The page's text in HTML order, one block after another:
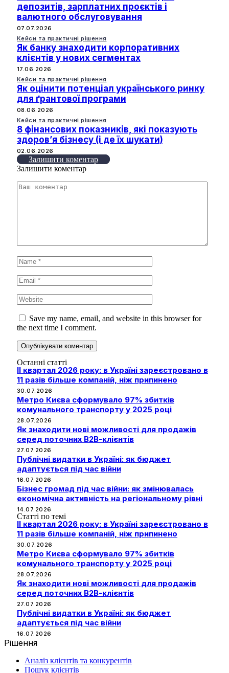
депозитів, зарплатних проєктів і
валютного обслуговування
07.07.2026
Кейси та практичні рішення
Як банку знаходити корпоративних
клієнтів у нових сегментах
17.06.2026
Кейси та практичні рішення
Як оцінити потенціал українського ринку
для ґрантової програми
08.06.2026
Кейси та практичні рішення
8 фінансових показників, які показують
здоров’я бізнесу (і де їх шукати)
02.06.2026
Залишити коментар
Залишити коментар
Save my name, email, and website in this browser for
the next time I comment.
Останні статті
II квартал 2026 року: в Україні зареєстровано в
11 разів більше компаній, ніж припинено
30.07.2026
Метро Києва сформувало 97% збитків
комунального транспорту у 2025 році
28.07.2026
Як знаходити нові можливості для продажів
серед поточних B2B-клієнтів
27.07.2026
Публічні видатки в Україні: як бюджет
адаптується під час війни
16.07.2026
Бізнес громад під час війни: як змінювалась
економічна активність на регіональному рівні
14.07.2026
Статті по темі
II квартал 2026 року: в Україні зареєстровано в
11 разів більше компаній, ніж припинено
30.07.2026
Метро Києва сформувало 97% збитків
комунального транспорту у 2025 році
28.07.2026
Як знаходити нові можливості для продажів
серед поточних B2B-клієнтів
27.07.2026
Публічні видатки в Україні: як бюджет
адаптується під час війни
16.07.2026
Рішення
Аналіз клієнтів та конкурентів
Пошук клієнтів